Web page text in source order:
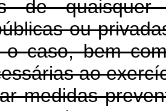
de
ou
caso, bem
ao
medidas